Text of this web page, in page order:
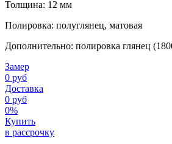
Толщина: 12 мм
Полировка: полуглянец, матовая
Дополнительно: полировка глянец
Замер
0 руб
Доставка
0 руб
0%
Купить
в рассрочку